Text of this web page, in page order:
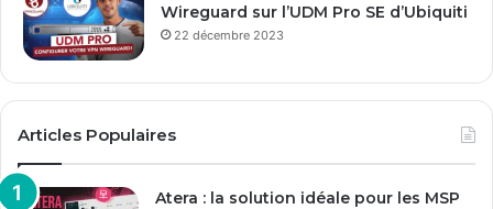
Wireguard sur l’UDM Pro SE d’Ubiquiti
22 décembre 2023
Articles Populaires
Atera : la solution idéale pour les MSP